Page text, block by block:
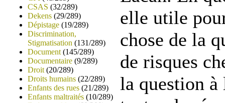
CSAS (32/289)
Dekens (29/289)
Dépistage (19/289)
Discrimination,
Stigmatisation (131/289)
Document (145/289)
Documentaire (9/289)
Droit (20/289)
Droits humains (22/289)
Enfants des rues (21/289)
Enfants maltraités (10/289)
elle utile
chose de la
de risques
la question